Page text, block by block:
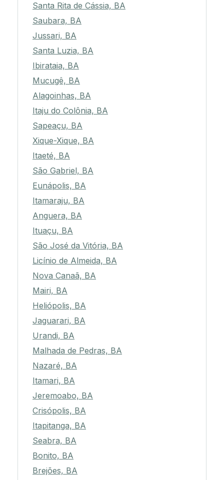
Santa Rita de Cássia, BA
Saubara, BA
Jussari, BA
Santa Luzia, BA
Ibirataia, BA
Mucugê, BA
Alagoinhas, BA
Itaju do Colônia, BA
Sapeaçu, BA
Xique-Xique, BA
Itaeté, BA
São Gabriel, BA
Eunápolis, BA
Itamaraju, BA
Anguera, BA
Ituaçu, BA
São José da Vitória, BA
Licínio de Almeida, BA
Nova Canaã, BA
Mairi, BA
Heliópolis, BA
Jaguarari, BA
Urandi, BA
Malhada de Pedras, BA
Nazaré, BA
Itamari, BA
Jeremoabo, BA
Crisópolis, BA
Itapitanga, BA
Seabra, BA
Bonito, BA
Brejões, BA